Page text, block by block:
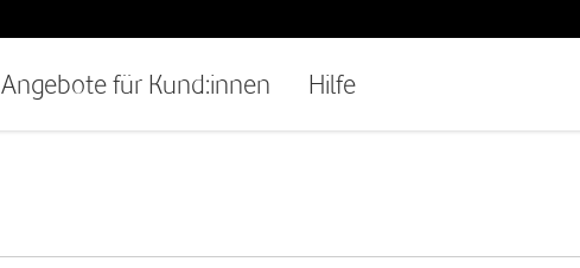
Angebote für Kund:innen Hilfe